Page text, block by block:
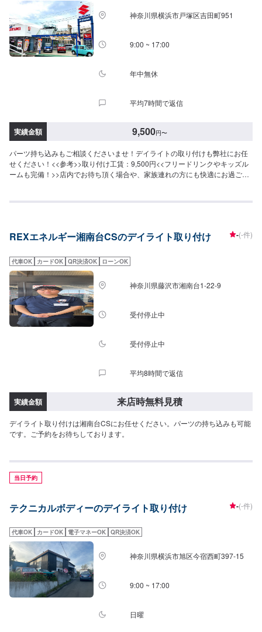
神奈川県横浜市戸塚区吉田町951
9:00 ~ 17:00
年中無休
平均7時間で返信
実績金額 9,500円〜
パーツ持ち込みもご相談くださいませ！デイライトの取り付けも弊社にお任
せください！<<参考>>取り付け工賃：9,500円<<フリードリンクやキッズル
ームも完備！>>店内でお待ち頂く場合や、家族連れの方にも快適にお過ごし
しております。アフターパーツ取り付けのお客さまのお車を受け入れる体制
REXエネルギー湘南台CSのデイライト取り付け -(-件)
代車OK カードOK QR決済OK ローンOK
神奈川県藤沢市湘南台1-22-9
受付停止中
受付停止中
平均8時間で返信
実績金額 来店時無料見積
デイライト取り付けは湘南台CSにお任せください。パーツの持ち込みも可能
です。ご予約をお待ちしております。
当日予約
テクニカルボディーのデイライト取り付け -(-件)
代車OK カードOK 電子マネーOK QR決済OK
神奈川県横浜市旭区今宿西町397-15
9:00 ~ 17:00
日曜